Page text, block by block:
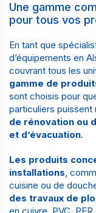
Une gamme
pour tous vos
En tant que
d’équipements en
couvrant tous les
gamme de
sont choisis pour
particuliers puissent
de rénovation ou
et d’évacuation.
Les produits
installations ,
cuisine ou de
des travaux de
en cuivre, PVC,